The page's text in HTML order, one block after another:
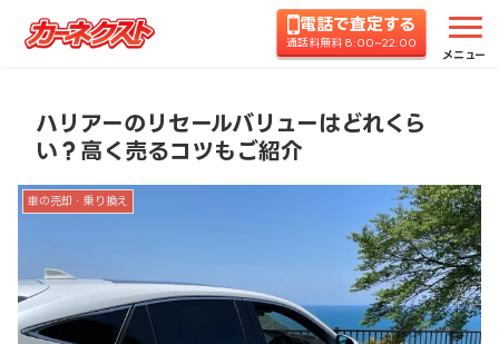
電話で査定する
通話料無料 8:00~22:00
メニュー
ホーム コラムTOP 車の売却・乗り換え ハリア
ハリアーのリセールバリューはどれくら
い？高く売るコツもご紹介
車の売却・乗り換え